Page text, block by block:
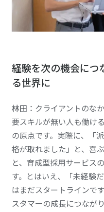
経験を次の機会につ
る世界に
林田 ：クライアントのな
要スキルが無い人も働け
の原点です。実際に、「
格が取れました」と、喜
と、育成型採用サービス
す。とはいえ、「未経験
はまだスタートラインで
スタマーの成長につなが